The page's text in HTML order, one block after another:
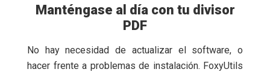
Manténgase al día con tu divisor
PDF
No hay necesidad de actualizar el software, o
hacer frente a problemas de instalación. FoxyUtils